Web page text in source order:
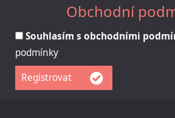
Obchodní
Souhlasím s obchodními
podmínky